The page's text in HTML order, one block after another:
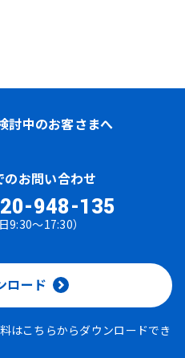
討中のお客さまへ
のお問い合わせ
948-135
9:30～17:30）
ロード
はこちらからダウンロードでき